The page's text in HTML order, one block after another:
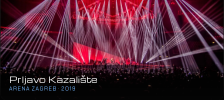
Prljavo Kazalište
ARENA ZAGREB · 2019